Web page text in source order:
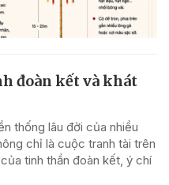
đoàn kết và khát
thống lâu đời của nhiều
chỉ là cuộc tranh tài trên
tinh thần đoàn kết, ý chí